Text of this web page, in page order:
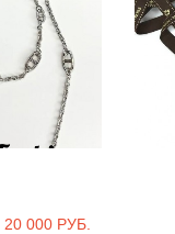
20 000 РУБ.